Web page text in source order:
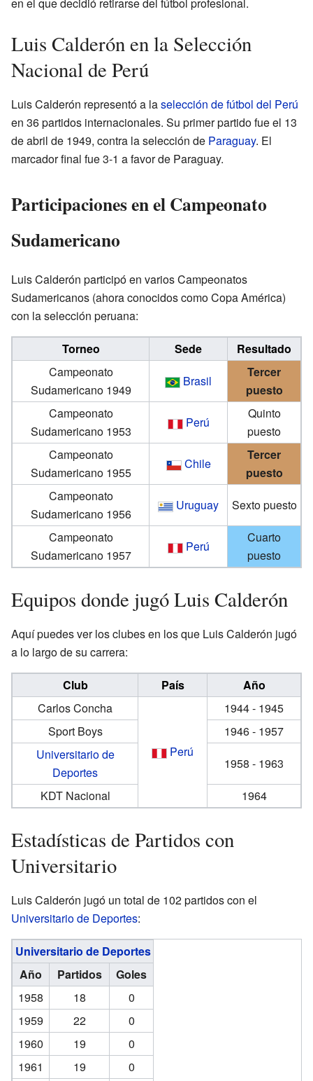
en el que decidió retirarse del fútbol profesional.
Luis Calderón en la Selección
Nacional de Perú
Luis Calderón representó a laselección de fútbol del Perú
en 36 partidos internacionales. Su primer partido fue el 13
de abril de 1949, contra la selección de Paraguay. El
marcador final fue 3-1 a favor de Paraguay.
Participaciones en el Campeonato
Sudamericano
Luis Calderón participó en varios Campeonatos
Sudamericanos (ahora conocidos como Copa América)
con la selección peruana:
Torneo Sede
Resultado
Campeonato
Sudamericano 1949
Brasil
Tercer
puesto
Campeonato
Sudamericano 1953
Perú
Quinto
puesto
Campeonato
Sudamericano 1955
Chile
Tercer
puesto
Campeonato
Sudamericano 1956
Uruguay
Sexto puesto
Campeonato
Sudamericano 1957
Perú
Cuarto
puesto
Equipos donde jugó Luis Calderón
Aquí puedes ver los clubes en los que Luis Calderón jugó
a lo largo de su carrera:
Club País
Año
Carlos Concha
Perú
1944 - 1945
Sport Boys
1946 - 1957
Universitario de
Deportes
1958 - 1963
KDT Nacional
1964
Estadísticas de Partidos con
Universitario
Luis Calderón jugó un total de 102 partidos con el
Universitario de Deportes:
Universitario de Deportes
Año
Partidos
Goles
1958
18
0
1959
22
0
1960
19
0
1961
19
0